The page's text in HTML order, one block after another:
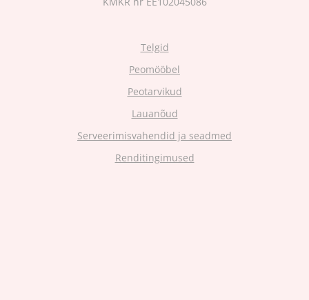
Telgid
Peomööbel
Peotarvikud
Lauanõud
Serveerimisvahendid ja seadmed
Renditingimused